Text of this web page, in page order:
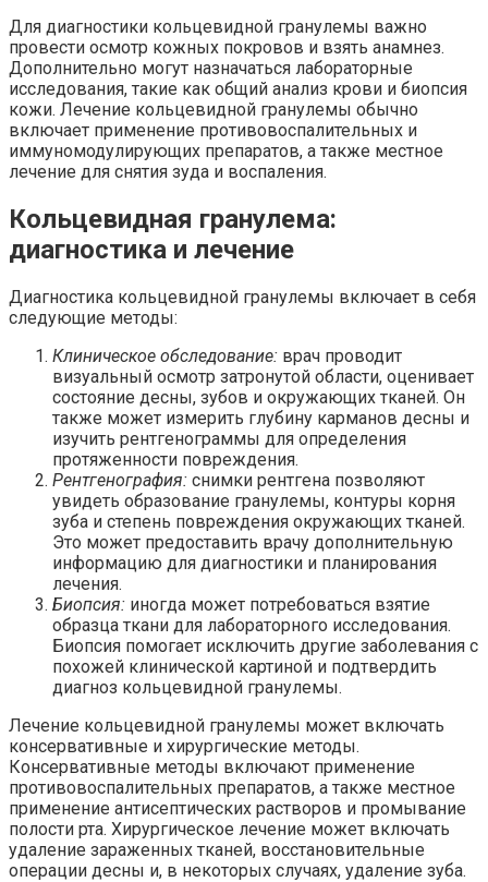
Для диагностики кольцевидной гранулемы важно
провести осмотр кожных покровов и взять анамнез.
Дополнительно могут назначаться лабораторные
исследования, такие как общий анализ крови и биопсия
кожи. Лечение кольцевидной гранулемы обычно
включает применение противовоспалительных и
иммуномодулирующих препаратов, а также местное
лечение для снятия зуда и воспаления.
Кольцевидная гранулема:
диагностика и лечение
Диагностика кольцевидной гранулемы включает в себя
следующие методы:
Клиническое обследование: врач проводит
визуальный осмотр затронутой области, оценивает
состояние десны, зубов и окружающих тканей. Он
также может измерить глубину карманов десны и
изучить рентгенограммы для определения
протяженности повреждения.
Рентгенография: снимки рентгена позволяют
увидеть образование гранулемы, контуры корня
зуба и степень повреждения окружающих тканей.
Это может предоставить врачу дополнительную
информацию для диагностики и планирования
лечения.
Биопсия: иногда может потребоваться взятие
образца ткани для лабораторного исследования.
Биопсия помогает исключить другие заболевания с
похожей клинической картиной и подтвердить
диагноз кольцевидной гранулемы.
Лечение кольцевидной гранулемы может включать
консервативные и хирургические методы.
Консервативные методы включают применение
противовоспалительных препаратов, а также местное
применение антисептических растворов и промывание
полости рта. Хирургическое лечение может включать
удаление зараженных тканей, восстановительные
операции десны и, в некоторых случаях, удаление зуба.